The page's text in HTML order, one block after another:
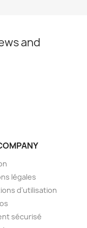
and
légales
d'utilisation
sécurisé